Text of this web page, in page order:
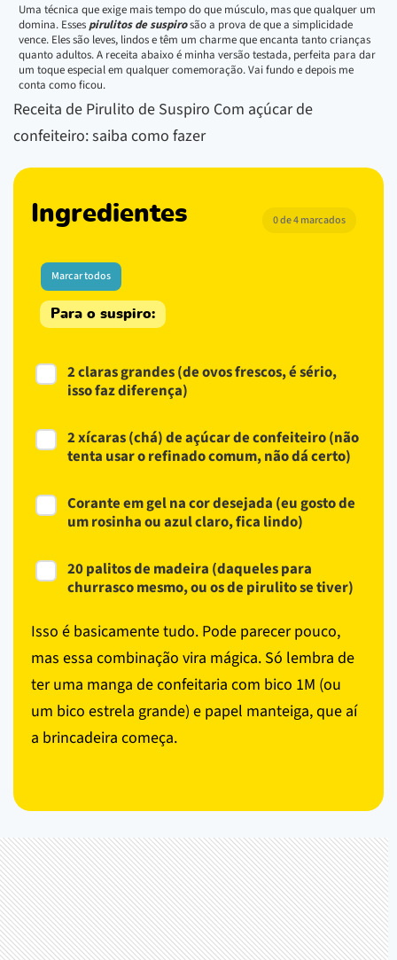
Uma técnica que exige mais tempo do que músculo, mas que qualquer um
domina. Essespirulitos de suspirosão a prova de que a simplicidade
vence. Eles são leves, lindos e têm um charme que encanta tanto crianças
quanto adultos. A receita abaixo é minha versão testada, perfeita para dar
um toque especial em qualquer comemoração. Vai fundo e depois me
conta como ficou.
Receita de Pirulito de Suspiro Com açúcar de
confeiteiro: saiba como fazer
Ingredientes 0 de 4 marcados
Marcar todos
Para o suspiro:
2 claras grandes (de ovos frescos, é sério,
isso faz diferença)
2 xícaras (chá) de açúcar de confeiteiro (não
tenta usar o refinado comum, não dá certo)
Corante em gel na cor desejada (eu gosto de
um rosinha ou azul claro, fica lindo)
20 palitos de madeira (daqueles para
churrasco mesmo, ou os de pirulito se tiver)
Isso é basicamente tudo. Pode parecer pouco,
mas essa combinação vira mágica. Só lembra de
ter uma manga de confeitaria com bico 1M (ou
um bico estrela grande) e papel manteiga, que aí
a brincadeira começa.